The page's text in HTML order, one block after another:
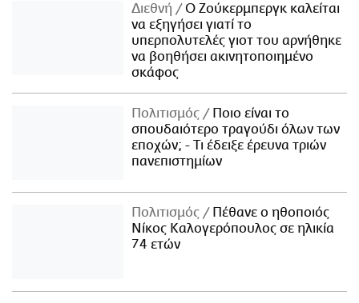
Διεθνή
Ο Ζούκερμπεργκ καλείται
να εξηγήσει γιατί το
υπερπολυτελές γιοτ του αρνήθηκε
να βοηθήσει ακινητοποιημένο
σκάφος
Πολιτισμός
Ποιο είναι το
σπουδαιότερο τραγούδι όλων των
εποχών; - Τι έδειξε έρευνα τριών
πανεπιστημίων
Πολιτισμός
Πέθανε ο ηθοποιός
Νίκος Καλογερόπουλος σε ηλικία
74 ετών